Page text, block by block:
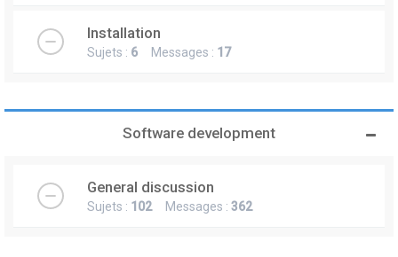
Installation
Sujets : 6 Messages : 17
Software development
General discussion
Sujets : 102Messages : 362